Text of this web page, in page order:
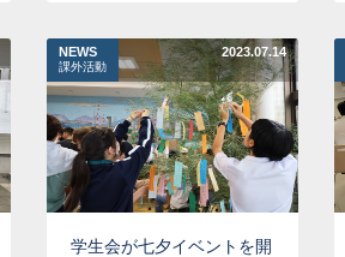
NEWS
課外活動
2023.07.14
学生会が七夕イベントを開